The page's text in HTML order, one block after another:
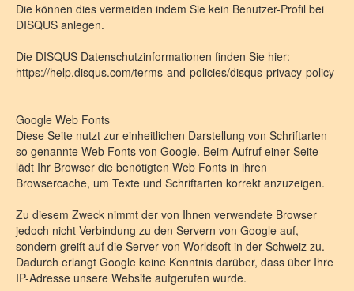
Die können dies vermeiden indem Sie kein Benutzer-Profil bei
DISQUS anlegen.
Die DISQUS Datenschutzinformationen finden Sie hier:
https://help.disqus.com/terms-and-policies/disqus-privacy-policy
Google Web Fonts
Diese Seite nutzt zur einheitlichen Darstellung von Schriftarten
so genannte Web Fonts von Google. Beim Aufruf einer Seite
lädt Ihr Browser die benötigten Web Fonts in ihren
Browsercache, um Texte und Schriftarten korrekt anzuzeigen.
Zu diesem Zweck nimmt der von Ihnen verwendete Browser
jedoch nicht Verbindung zu den Servern von Google auf,
sondern greift auf die Server von Worldsoft in der Schweiz zu.
Dadurch erlangt Google keine Kenntnis darüber, dass über Ihre
IP-Adresse unsere Website aufgerufen wurde.